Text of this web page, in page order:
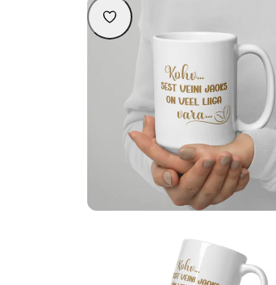
veel liiga vara.”
16,90